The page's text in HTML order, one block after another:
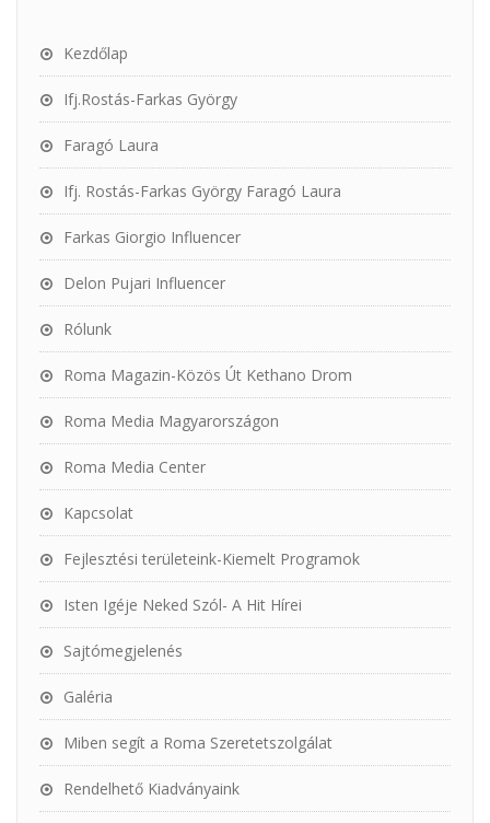
Kezdőlap
Ifj.Rostás-Farkas György
Faragó Laura
Ifj. Rostás-Farkas György Faragó Laura
Farkas Giorgio Influencer
Delon Pujari Influencer
Rólunk
Roma Magazin-Közös Út Kethano Drom
Roma Media Magyarországon
Roma Media Center
Kapcsolat
Fejlesztési területeink-Kiemelt Programok
Isten Igéje Neked Szól- A Hit Hírei
Sajtómegjelenés
Galéria
Miben segít a Roma Szeretetszolgálat
Rendelhető Kiadványaink